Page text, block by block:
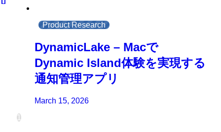
Product Research
DynamicLake – Macで
Dynamic Island体験を実現する
通知管理アプリ
March 15, 2026
1